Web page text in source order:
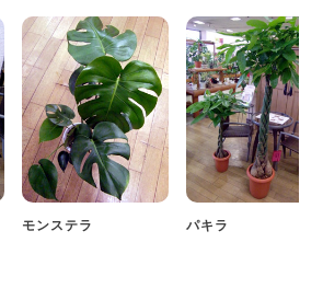
モンステラ パキラ